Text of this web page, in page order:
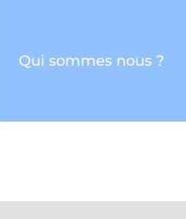
Qui sommes nous ?